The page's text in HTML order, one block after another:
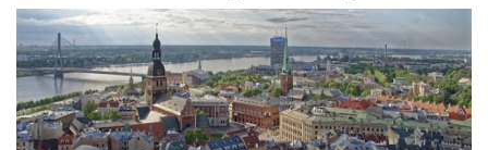
Qidirish
Kirish